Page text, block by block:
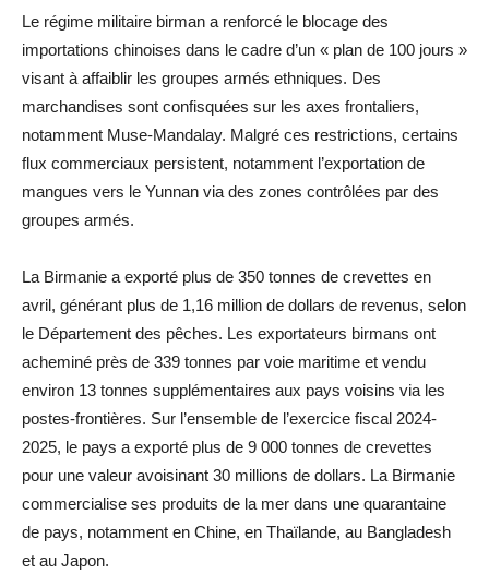
Le régime militaire birman a renforcé le blocage des
importations chinoises dans le cadre d’un « plan de 100 jours »
visant à affaiblir les groupes armés ethniques. Des
marchandises sont confisquées sur les axes frontaliers,
notamment Muse-Mandalay. Malgré ces restrictions, certains
flux commerciaux persistent, notamment l’exportation de
mangues vers le Yunnan via des zones contrôlées par des
groupes armés.
La Birmanie a exporté plus de 350 tonnes de crevettes en
avril, générant plus de 1,16 million de dollars de revenus, selon
le Département des pêches. Les exportateurs birmans ont
acheminé près de 339 tonnes par voie maritime et vendu
environ 13 tonnes supplémentaires aux pays voisins via les
postes-frontières. Sur l’ensemble de l’exercice fiscal 2024-
2025, le pays a exporté plus de 9 000 tonnes de crevettes
pour une valeur avoisinant 30 millions de dollars. La Birmanie
commercialise ses produits de la mer dans une quarantaine
de pays, notamment en Chine, en Thaïlande, au Bangladesh
et au Japon.